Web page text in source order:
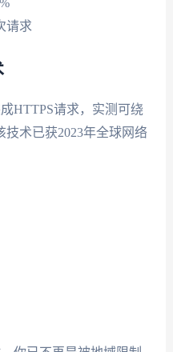
请求
HTTPS请求，实测可绕
技术已获2023年全球网络